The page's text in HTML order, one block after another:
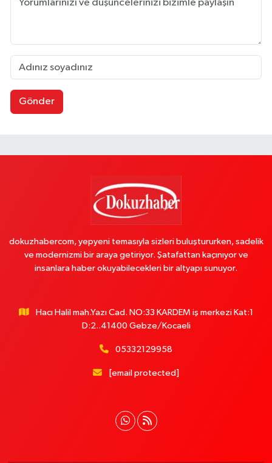
Gönder
dokuzhabercom, yepyeni temasıyla sizleri buluştururken, sadelik
ve modernizmi bir araya getiriyor. Şatafattan kaçınıyor ve
insanlara haber okuyabilecekleri bir altyapı sunuyor.
Hacı Halil mah.Yazı Cad. NO:33 KARDEM iş merkezi Kat:1
D:2..41400 Gebze/Kocaeli
05332129958
[email protected]